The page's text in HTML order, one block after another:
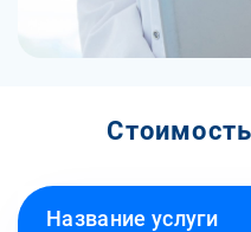
Название услуги